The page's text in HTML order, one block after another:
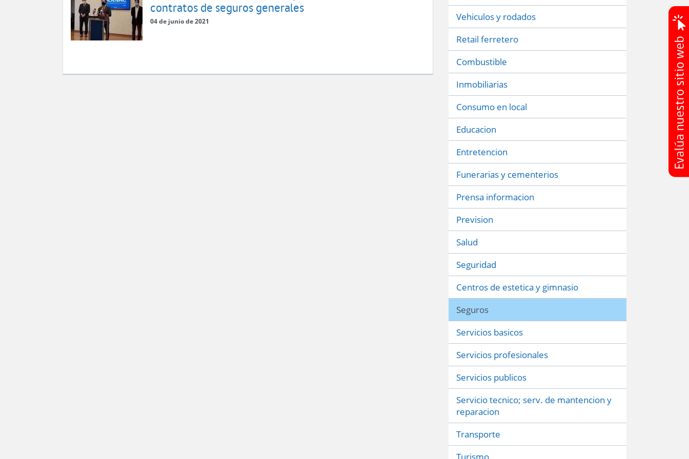
contratos de seguros generales
04 de junio de 2021
Vehiculos y rodados
Retail ferretero
Combustible
Inmobiliarias
Consumo en local
Educacion
Entretencion
Funerarias y cementerios
Prensa informacion
Prevision
Salud
Seguridad
Centros de estetica y gimnasio
Seguros
Servicios basicos
Servicios profesionales
Servicios publicos
Servicio tecnico; serv. de mantencion y
reparacion
Transporte